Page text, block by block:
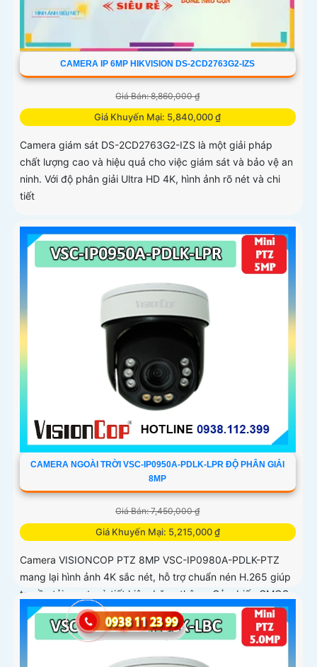
CAMERA IP 6MP HIKVISION DS-2CD2763G2-IZS
Giá Bán: 8,860,000 ₫
Giá Khuyến Mại: 5,840,000 ₫
Camera giám sát DS-2CD2763G2-IZS là một giải pháp
chất lượng cao và hiệu quả cho việc giám sát và bảo vệ an
ninh. Với độ phân giải Ultra HD 4K, hình ảnh rõ nét và chi
tiết
CAMERA NGOÀI TRỜI VSC-IP0950A-PDLK-LPR ĐỘ PHÂN GIẢI
8MP
Giá Bán: 7,450,000 ₫
Giá Khuyến Mại: 5,215,000 ₫
Camera VISIONCOP PTZ 8MP VSC-IP0980A-PDLK-PTZ
mang lại hình ảnh 4K sắc nét, hỗ trợ chuẩn nén H.265 giúp
truyền tải mượt mà tiết kiệm băng thông. Cảm biến CMOS
1/2